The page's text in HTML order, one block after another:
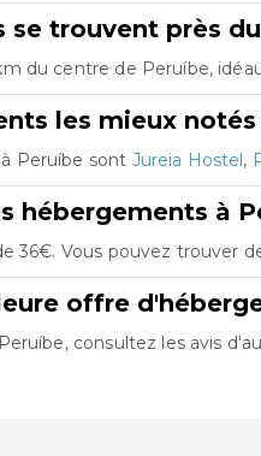
trouvent près
du centre de Peruíbe,
les mieux notés
Peruíbe sont Jureia Hostel,
hébergements à
36€. Vous pouvez trouver
offre
consultez les avis